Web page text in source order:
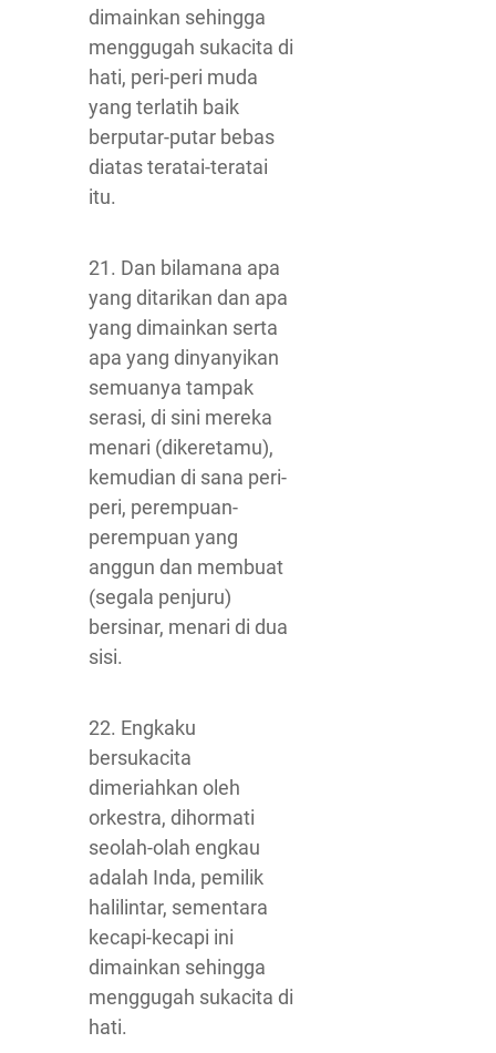
dimainkan sehingga
menggugah sukacita di
hati, peri-peri muda
yang terlatih baik
berputar-putar bebas
diatas teratai-teratai
itu.
21. Dan bilamana apa
yang ditarikan dan apa
yang dimainkan serta
apa yang dinyanyikan
semuanya tampak
serasi, di sini mereka
menari (dikeretamu),
kemudian di sana peri-
peri, perempuan-
perempuan yang
anggun dan membuat
(segala penjuru)
bersinar, menari di dua
sisi.
22. Engkaku
bersukacita
dimeriahkan oleh
orkestra, dihormati
seolah-olah engkau
adalah Inda, pemilik
halilintar, sementara
kecapi-kecapi ini
dimainkan sehingga
menggugah sukacita di
hati.